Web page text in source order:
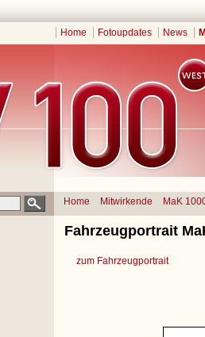
Home Fotoupdates News
Home Mitwirkende MaK
Fahrzeugportrait
zum Fahrzeugportrait